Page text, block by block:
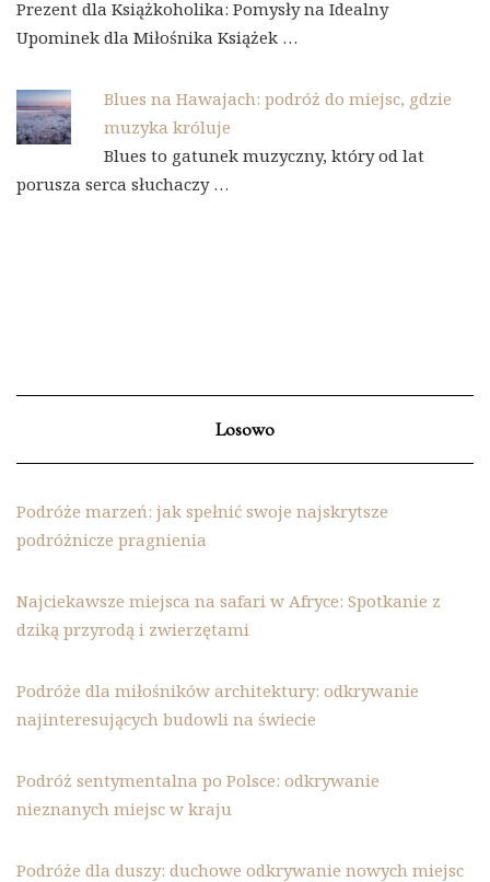
Prezent dla Książkoholika: Pomysły na Idealny
Upominek dla Miłośnika Książek …
Blues na Hawajach: podróż do miejsc, gdzie
muzyka króluje
Blues to gatunek muzyczny, który od lat
porusza serca słuchaczy …
Losowo
Podróże marzeń: jak spełnić swoje najskrytsze
podróżnicze pragnienia
Najciekawsze miejsca na safari w Afryce: Spotkanie z
dziką przyrodą i zwierzętami
Podróże dla miłośników architektury: odkrywanie
najinteresujących budowli na świecie
Podróż sentymentalna po Polsce: odkrywanie
nieznanych miejsc w kraju
Podróże dla duszy: duchowe odkrywanie nowych miejsc